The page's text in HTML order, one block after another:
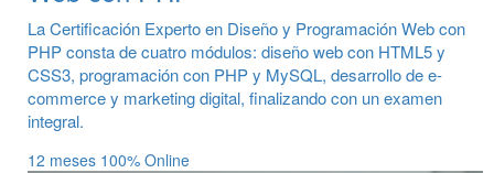
La Certificación Experto en Diseño y Programación Web con
PHP consta de cuatro módulos: diseño web con HTML5 y
CSS3, programación con PHP y MySQL, desarrollo de e-
commerce y marketing digital, finalizando con un examen
integral.
12 meses 100% Online